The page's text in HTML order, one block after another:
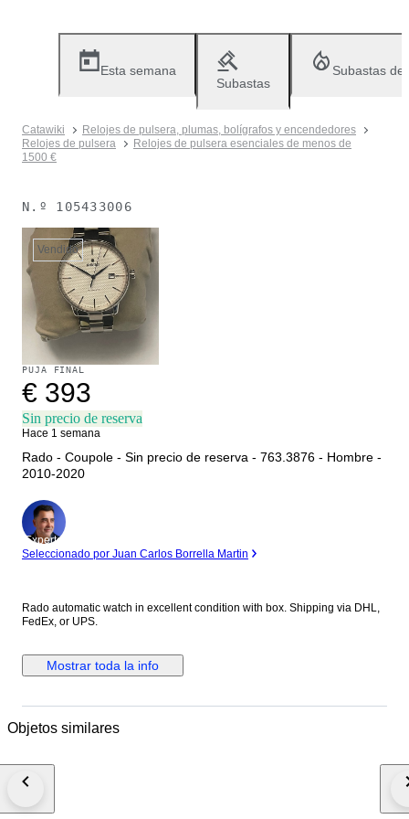
Esta semana
Subastas
Subastas
Catawiki
Relojes de pulsera, plumas, bolígrafos y encendedores
Relojes de pulsera
Relojes de pulsera esenciales de menos de
1500 €
N.º 105433006
Vendido
PUJA FINAL
€ 393
Sin precio de reserva
Hace 1 semana
Rado - Coupole - Sin precio de reserva - 763.3876 - Hombre -
2010-2020
Experto
Seleccionado por Juan Carlos Borrella Martin
Rado automatic watch in excellent condition with box. Shipping via DHL,
FedEx, or UPS.
Mostrar toda la info
Objetos similares